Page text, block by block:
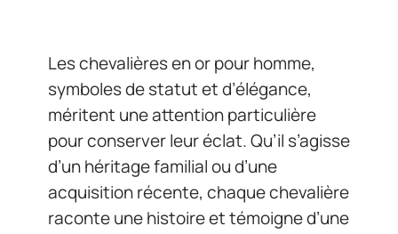
Les chevalières en or pour homme,
symboles de statut et d’élégance,
méritent une attention particulière
pour conserver leur éclat. Qu’il s’agisse
d’un héritage familial ou d’une
acquisition récente, chaque chevalière
raconte une histoire et témoigne d’une